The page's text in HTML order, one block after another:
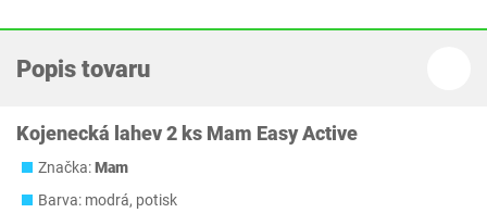
Popis tovaru
Kojenecká lahev 2 ks Mam Easy Active
Značka:Mam
Barva: modrá, potisk